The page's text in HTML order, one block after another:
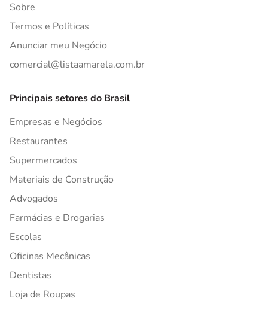
Sobre
Termos e Políticas
Anunciar meu Negócio
comercial@listaamarela.com.br
Principais setores do Brasil
Empresas e Negócios
Restaurantes
Supermercados
Materiais de Construção
Advogados
Farmácias e Drogarias
Escolas
Oficinas Mecânicas
Dentistas
Loja de Roupas